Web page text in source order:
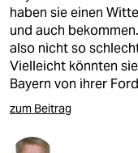
haben sie einen
und auch
also nicht so
Vielleicht könnten
Bayern von ihrer
zum Beitrag